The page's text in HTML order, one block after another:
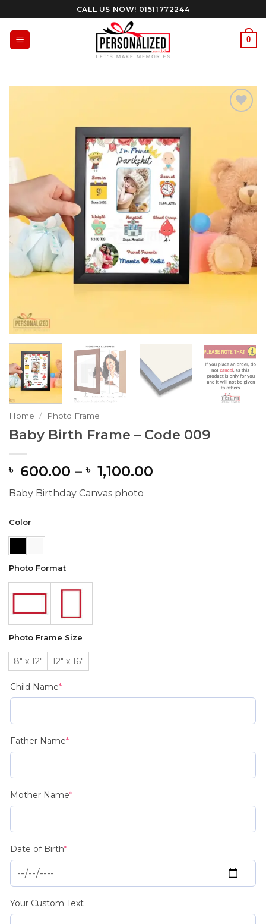
to
content
CALL US NOW! 01511772244
0
Home / Photo Frame
Baby Birth Frame – Code 009
৳ 600.00 – ৳ 1,100.00
Baby Birthday Canvas photo
Color
Photo Format
Photo Frame Size
8" x 12" 12" x 16"
Child Name*(required)
Father Name*(required)
Mother Name*(required)
Date of Birth*(required)
Your Custom Text